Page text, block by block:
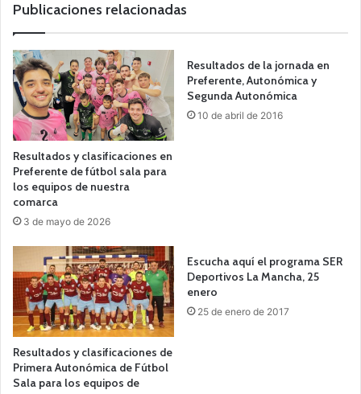
Publicaciones relacionadas
Resultados y clasificaciones en
Preferente de fútbol sala para
los equipos de nuestra
comarca
3 de mayo de 2026
Resultados de la jornada en
Preferente, Autonómica y
Segunda Autonómica
10 de abril de 2016
Resultados y clasificaciones de
Primera Autonómica de Fútbol
Sala para los equipos de
Escucha aquí el programa SER
Deportivos La Mancha, 25
enero
25 de enero de 2017